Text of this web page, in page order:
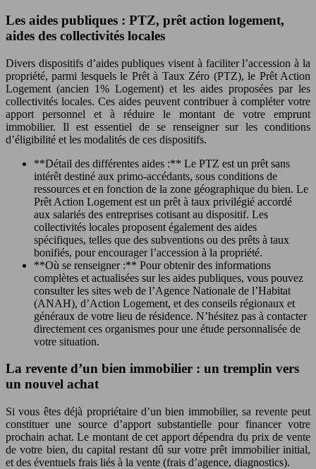
Les aides publiques : PTZ, prêt action logement,
aides des collectivités locales
Divers dispositifs d’aides publiques visent à faciliter l’accession à la
propriété, parmi lesquels le Prêt à Taux Zéro (PTZ), le Prêt Action
Logement (ancien 1% Logement) et les aides proposées par les
collectivités locales. Ces aides peuvent contribuer à compléter votre
apport personnel et à réduire le montant de votre emprunt
immobilier. Il est essentiel de se renseigner sur les conditions
d’éligibilité et les modalités de ces dispositifs.
**Détail des différentes aides :** Le PTZ est un prêt sans
intérêt destiné aux primo-accédants, sous conditions de
ressources et en fonction de la zone géographique du bien. Le
Prêt Action Logement est un prêt à taux privilégié accordé
aux salariés des entreprises cotisant au dispositif. Les
collectivités locales proposent également des aides
spécifiques, telles que des subventions ou des prêts à taux
bonifiés, pour encourager l’accession à la propriété.
**Où se renseigner :** Pour obtenir des informations
complètes et actualisées sur les aides publiques, vous pouvez
consulter les sites web de l’Agence Nationale de l’Habitat
(ANAH), d’Action Logement, et des conseils régionaux et
généraux de votre lieu de résidence. N’hésitez pas à contacter
directement ces organismes pour une étude personnalisée de
votre situation.
La revente d’un bien immobilier : un tremplin vers
un nouvel achat
Si vous êtes déjà propriétaire d’un bien immobilier, sa revente peut
constituer une source d’apport substantielle pour financer votre
prochain achat. Le montant de cet apport dépendra du prix de vente
de votre bien, du capital restant dû sur votre prêt immobilier initial,
et des éventuels frais liés à la vente (frais d’agence, diagnostics).